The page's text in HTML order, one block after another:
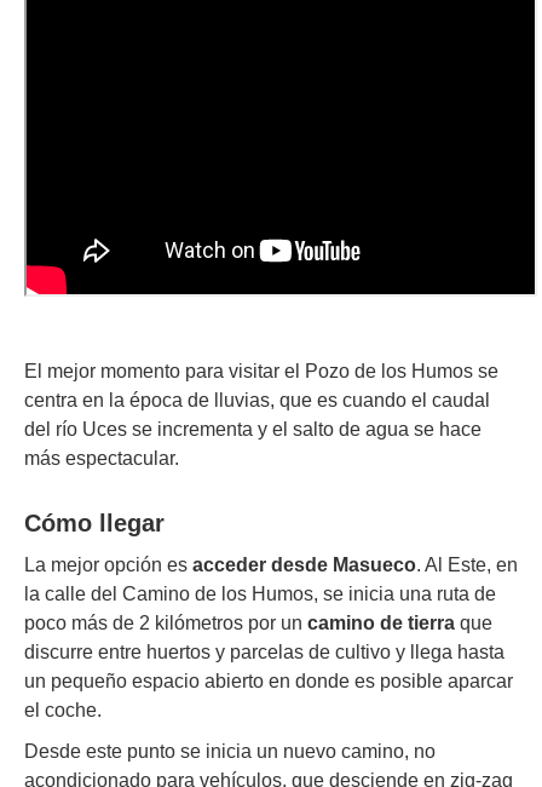
El mejor momento para visitar el Pozo de los Humos se
centra en la época de lluvias, que es cuando el caudal
del río Uces se incrementa y el salto de agua se hace
más espectacular.
Cómo llegar
La mejor opción es acceder desde Masueco. Al Este, en
la calle del Camino de los Humos, se inicia una ruta de
poco más de 2 kilómetros por un camino de tierra que
discurre entre huertos y parcelas de cultivo y llega hasta
un pequeño espacio abierto en donde es posible aparcar
el coche.
Desde este punto se inicia un nuevo camino, no
acondicionado para vehículos, que desciende en zig-zag